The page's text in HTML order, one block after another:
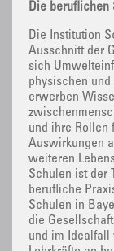
Die beruflichen
Die Institution
Ausschnitt der
sich
physischen
erwerben
und ihre Rollen
Auswirkungen
weiteren
Schulen ist der
berufliche
Schulen in
die
und im Idealfall